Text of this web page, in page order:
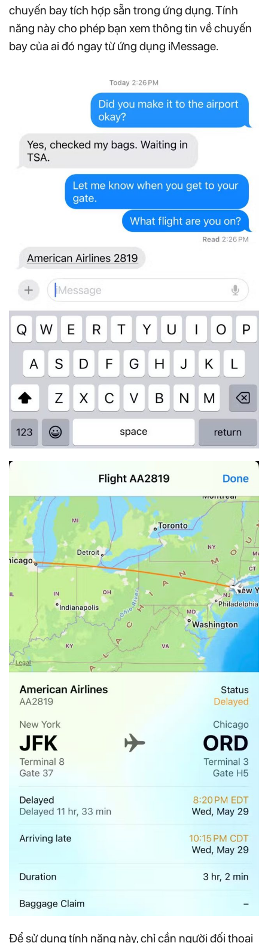
chuyến bay tích hợp sẵn trong ứng dụng. Tính
năng này cho phép bạn xem thông tin về chuyến
bay của ai đó ngay từ ứng dụng iMessage.
Để sử dụng tính năng này, chỉ cần người đối thoại